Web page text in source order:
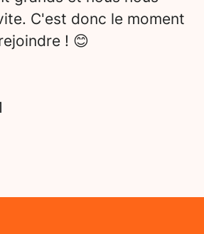
C'est donc le moment
! 😊